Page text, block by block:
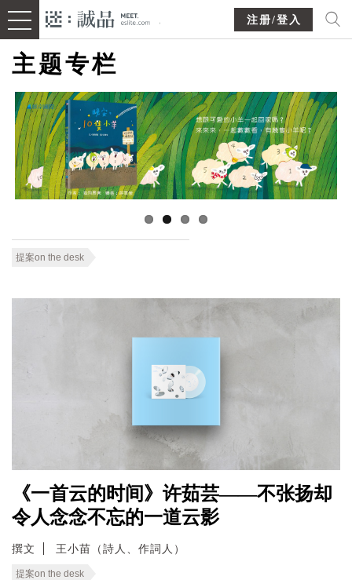
注册/登入
主题专栏
提案on the desk
《一首云的时间》许茹芸——不张扬却
令人念念不忘的一道云影
撰文 王小苗（詩人、作詞人）
提案on the desk